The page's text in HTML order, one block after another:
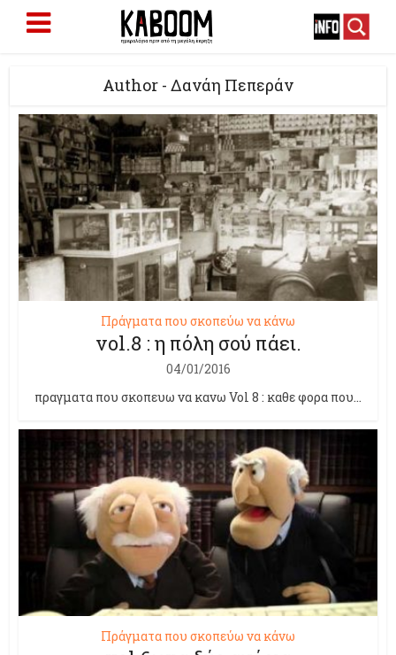
Author - Δανάη Πεπεράν
Πράγματα που σκοπεύω να κάνω
vol.8 : η πόλη σού πάει.
04/01/2016
πραγματα που σκοπευω να κανω Vol 8 : καθε φορα που...
Πράγματα που σκοπεύω να κάνω